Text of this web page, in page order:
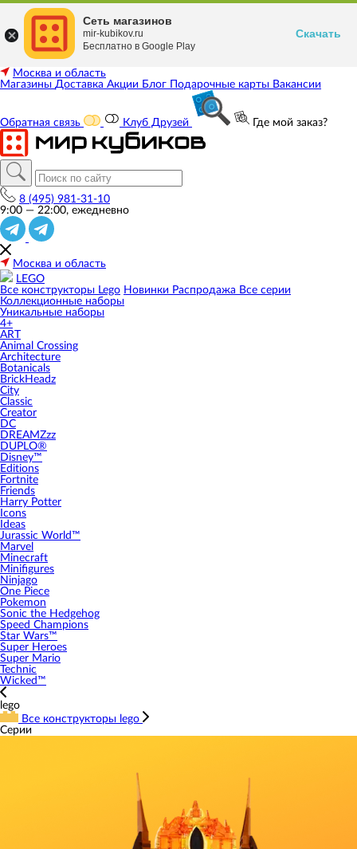
Москва и область
Магазины Доставка Акции Блог Подарочные карты Вакансии
Обратная связь Клуб Друзей Где мой заказ?
8 (495) 981-31-10
9:00 — 22:00, ежедневно
Москва и область
LEGO
Все конструкторы Lego Новинки Распродажа Все серии
Коллекционные наборы
Уникальные наборы
4+
ART
Animal Crossing
Architecture
Botanicals
BrickHeadz
City
Classic
Creator
DC
DREAMZzz
DUPLO®
Disney™
Editions
Fortnite
Friends
Harry Potter
Icons
Ideas
Jurassic World™
Marvel
Minecraft
Minifigures
Ninjago
One Piece
Pokemon
Sonic the Hedgehog
Speed Champions
Star Wars™
Super Heroes
Super Mario
Technic
Wicked™
lego
Все конструкторы lego
Серии
Сеть магазинов
mir-kubikov.ru
Бесплатно в Google Play
Скачать